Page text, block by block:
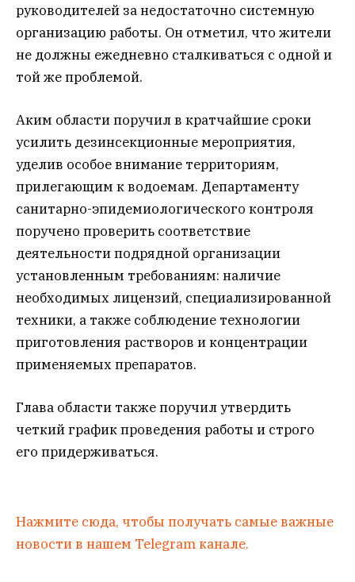
руководителей за недостаточно системную
организацию работы. Он отметил, что жители
не должны ежедневно сталкиваться с одной и
той же проблемой.
Аким области поручил в кратчайшие сроки
усилить дезинсекционные мероприятия,
уделив особое внимание территориям,
прилегающим к водоемам. Департаменту
санитарно-эпидемиологического контроля
поручено проверить соответствие
деятельности подрядной организации
установленным требованиям: наличие
необходимых лицензий, специализированной
техники, а также соблюдение технологии
приготовления растворов и концентрации
применяемых препаратов.
Глава области также поручил утвердить
четкий график проведения работы и строго
его придерживаться.
Нажмите сюда, чтобы получать самые важные
новости в нашем Telegram канале.